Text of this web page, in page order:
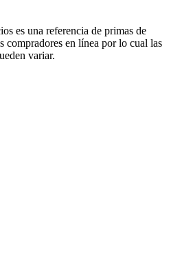
es una referencia de primas de
compradores en línea por lo cual las
variar.